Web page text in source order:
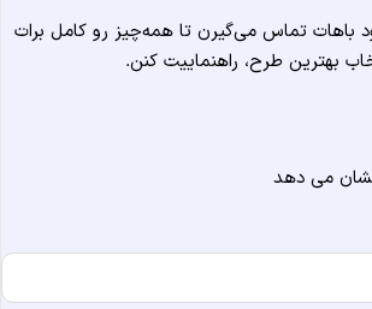
باهات تماس می‌گیرن تا همه‌چیز رو کامل برات
بهترین طرح، راهنماییت کنن.
می دهد